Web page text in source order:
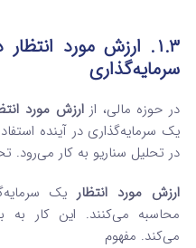
۱.۳. ارزش مورد
سرمایه‌گذاری
در حوزه مالی، ازارزش مورد
یک سرمایه‌گذاری در آینده
در تحلیل سناریو به کار می‌رود.
ارزش مورد انتظاریک
محاسبه می‌کنند. این کار به
می‌کند. مفهوم